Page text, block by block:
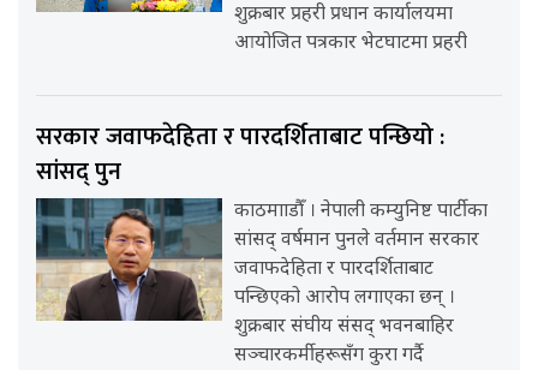
शुक्रबार प्रहरी प्रधान कार्यालयमा
आयोजित पत्रकार भेटघाटमा प्रहरी
सरकार जवाफदेहिता र पारदर्शिताबाट पन्छियो :
सांसद् पुन
काठमााडौँ । नेपाली कम्युनिष्ट पार्टीका
सांसद् वर्षमान पुनले वर्तमान सरकार
जवाफदेहिता र पारदर्शिताबाट
पन्छिएको आरोप लगाएका छन् ।
शुक्रबार संघीय संसद् भवनबाहिर
सञ्चारकर्मीहरूसँग कुरा गर्दै